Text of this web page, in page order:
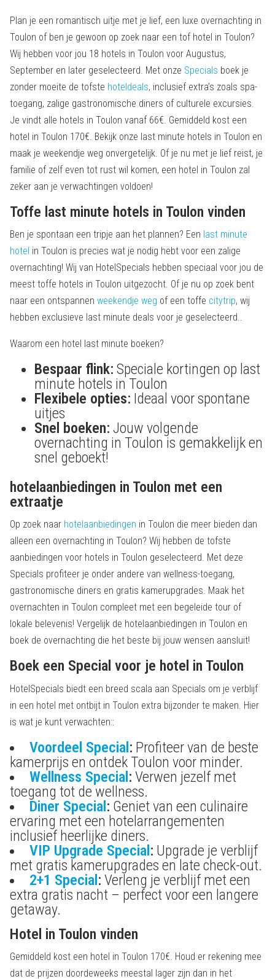
Plan je een romantisch uitje met je lief, een luxe overnachting in
Toulon of ben je gewoon op zoek naar een tof hotel in Toulon?
Wij hebben voor jou 18 hotels in Toulon voor Augustus,
September en later geselecteerd. Met onze Specials boek je
zonder moeite de tofste hoteldeals, inclusief extra’s zoals spa-
toegang, zalige gastronomische diners of culturele excursies.
Je vindt alle hotels in Toulon vanaf 66€. Gemiddeld kost een
hotel in Toulon 170€. Bekijk onze last minute hotels in Toulon en
maak je weekendje weg onvergetelijk. Of je nu met je lief reist, je
familie of zelf even tot rust wil komen, een hotel in Toulon zal
zeker aan je verwachtingen voldoen!
Toffe last minute hotels in Toulon vinden
Ben je spontaan een tripje aan het plannen? Een last minute
hotel in Toulon is precies wat je nodig hebt voor een zalige
overnachting! Wij van HotelSpecials hebben speciaal voor jou de
meest toffe hotels in Toulon uitgezocht. Of je nu op zoek bent
naar een ontspannen weekendje weg of een toffe citytrip, wij
hebben exclusieve last minute deals voor je geselecteerd..
Waarom een hotel last minute boeken?
Bespaar flink: Speciale kortingen op last
minute hotels in Toulon
Flexibele opties: Ideaal voor spontane
uitjes
Snel boeken: Jouw volgende
overnachting in Toulon is gemakkelijk en
snel geboekt!
hotelaanbiedingen in Toulon met een
extraatje
Op zoek naar hotelaanbiedingen in Toulon die meer bieden dan
alleen een overnachting in Toulon? Wij hebben de tofste
aanbiedingen voor hotels in Toulon geselecteerd. Met deze
Specials profiteer je onder andere van wellness-toegang,
gastronomische diners en gratis kamerupgrades. Maak het
overnachten in Toulon compleet met een begeleide tour of
lokale belevenis! Vergelijk de hotelaanbiedingen in Toulon en
boek de overnachting die het beste bij jouw wensen aansluit!
Boek een Special voor je hotel in Toulon
HotelSpecials biedt een breed scala aan Specials om je verblijf
in een hotel met ontbijt in Toulon extra bijzonder te maken. Hier
is wat je kunt verwachten::
Voordeel Special: Profiteer van de beste
kamerprijs en ontdek Toulon voor minder.
Wellness Special: Verwen jezelf met
toegang tot de wellness.
Diner Special: Geniet van een culinaire
ervaring met een hotelarrangementen
inclusief heerlijke diners.
VIP Upgrade Special: Upgrade je verblijf
met gratis kamerupgrades en late check-out.
2+1 Special: Verleng je verblijf met een
extra gratis nacht – perfect voor een langere
getaway.
Hotel in Toulon vinden
Gemiddeld kost een hotel in Toulon 170€. Houd er rekening mee
dat de prijzen doordeweeks meestal lager zijn dan in het